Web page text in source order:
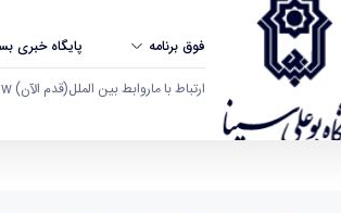
فوق برنامه پایگاه خبری
ارتباط با ماروابط بین الملل(قدم الآن) Apply Now
سینا همدان